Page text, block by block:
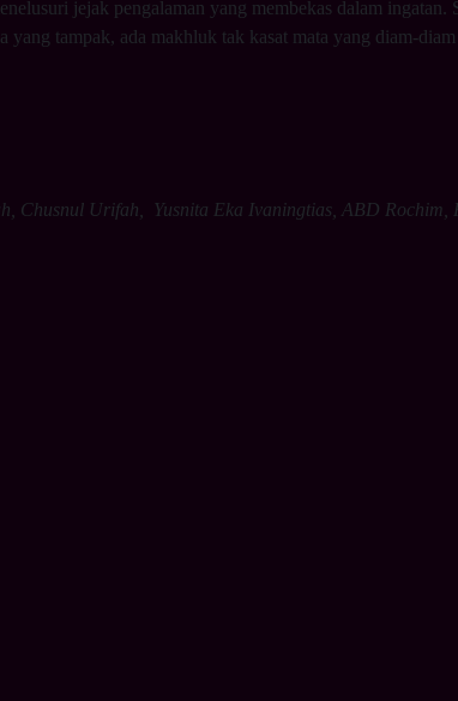
jejak pengalaman yang membekas dalam ingatan.
tampak, ada makhluk tak kasat mata yang diam-diam
Chusnul Urifah, Yusnita Eka Ivaningtias, ABD Rochim,